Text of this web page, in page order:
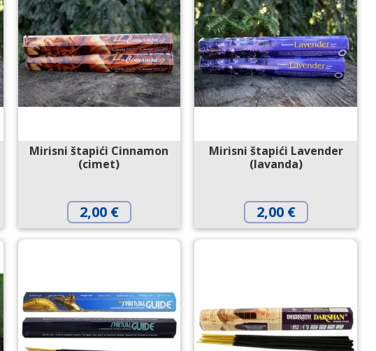
Mirisni štapići Cinnamon
(cimet)
2,00 €
Mirisni štapići Lavender
(lavanda)
2,00 €